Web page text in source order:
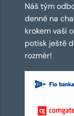
Náš tým
denně na
krokem vaší
potisk ještě
rozměr!